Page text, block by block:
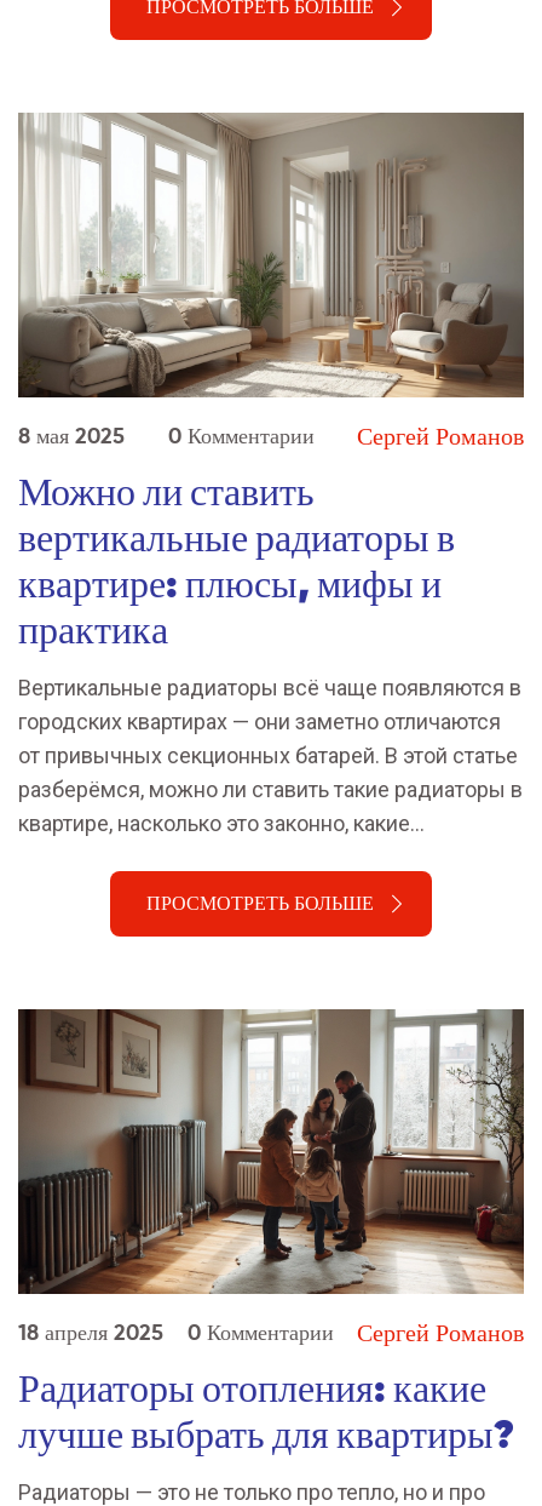
ошибок и зачем вообще заморачиваться с этим
ПРОСМОТРЕТЬ БОЛЬШЕ
8 мая 2025 0 Комментарии Сергей Романов
Можно ли ставить
вертикальные радиаторы в
квартире: плюсы, мифы и
практика
Вертикальные радиаторы всё чаще появляются в
городских квартирах — они заметно отличаются
от привычных секционных батарей. В этой статье
разберёмся, можно ли ставить такие радиаторы в
квартире, насколько это законно, какие
внимание при выборе. Расскажем, какие плюсы и
минусы у вертикальных моделей, как выбрать
ПРОСМОТРЕТЬ БОЛЬШЕ
18 апреля 2025 0 Комментарии Сергей Романов
Радиаторы отопления: какие
лучше выбрать для квартиры?
Радиаторы — это не только про тепло, но и про